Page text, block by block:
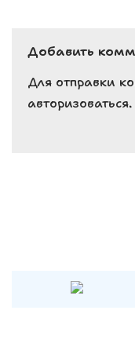
e
b
o
o
A
p
p
r
a
m
Добавить
Для отправки
авторизоваться.